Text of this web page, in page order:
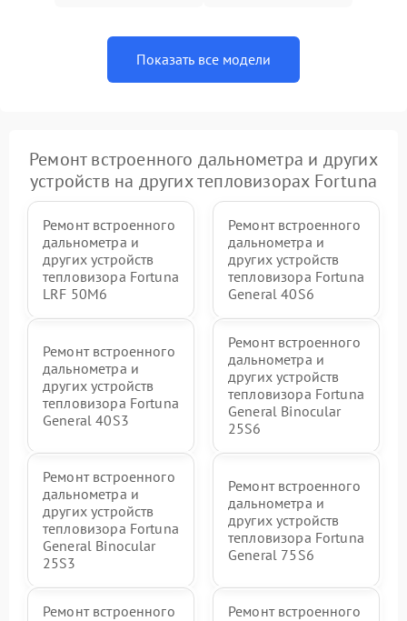
Показать все модели
Ремонт встроенного дальнометра и других
устройств на других тепловизорах Fortuna
Ремонт встроенного
дальнометра и
других устройств
тепловизора Fortuna
LRF 50M6
Ремонт встроенного
дальнометра и
других устройств
тепловизора Fortuna
General 40S6
Ремонт встроенного
дальнометра и
других устройств
тепловизора Fortuna
General 40S3
Ремонт встроенного
дальнометра и
других устройств
тепловизора Fortuna
General Binocular
25S6
Ремонт встроенного
дальнометра и
других устройств
тепловизора Fortuna
General Binocular
25S3
Ремонт встроенного
дальнометра и
других устройств
тепловизора Fortuna
General 75S6
Ремонт встроенного
Ремонт встроенного